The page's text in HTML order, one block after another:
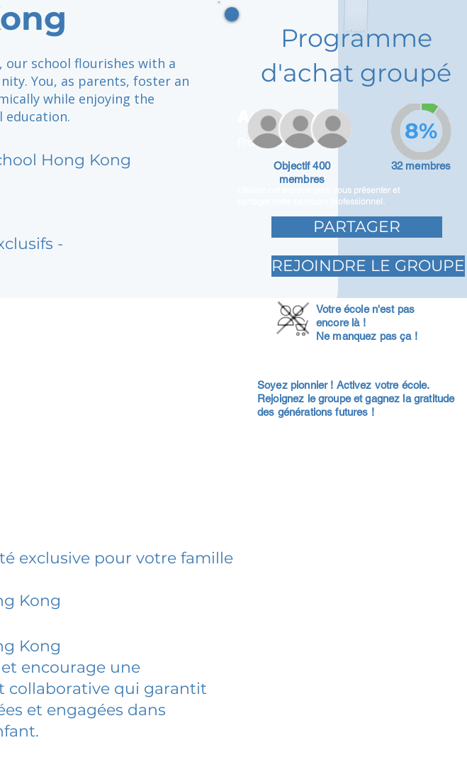
our school flourishes with a
You, as parents, foster an
while enjoying the
education.
Hong Kong
-
Adam Caar
Promoteur
Utilisez cet espace pour vous présenter et
partager votre parcours professionnel.
Programme
d'achat groupé
Objectif 400
membres
32 membres
8%
PARTAGER
REJOINDRE LE GROUPE
Votre école n'est pas
encore là !
Ne manquez pas ça !
Soyez pionnier ! Activez votre école.
Rejoignez le groupe et gagnez la gratitude
des générations futures !
exclusive pour votre famille
Kong
Kong
encourage une
collaborative qui garantit
et engagées dans